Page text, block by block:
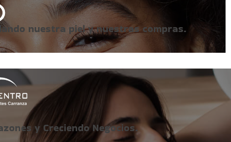
nuestra piel y nuestras compras.
y Creciendo Negocios.